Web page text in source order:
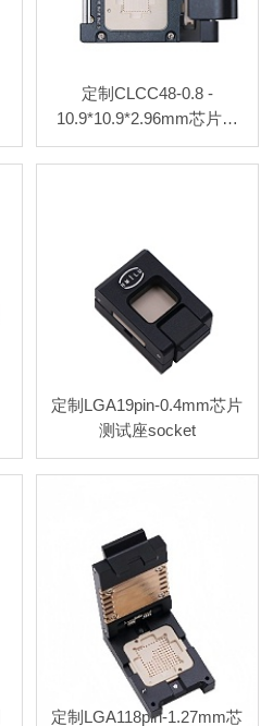
定制CLCC48-0.8 -
10.9*10.9*2.96mm芯片测
试座
定制LGA19pin-0.4mm芯片
测试座socket
定制LGA118pin-1.27mm芯